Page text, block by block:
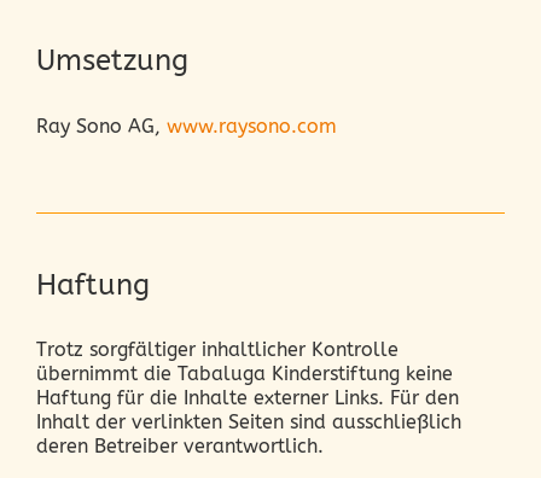
Umsetzung
Ray Sono AG, www.raysono.com
Haftung
Trotz sorgfältiger inhaltlicher Kontrolle
übernimmt die Tabaluga Kinderstiftung keine
Haftung für die Inhalte externer Links. Für den
Inhalt der verlinkten Seiten sind ausschließlich
deren Betreiber verantwortlich.